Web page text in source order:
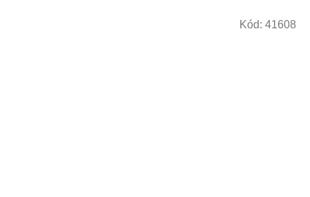
Kód: 41608